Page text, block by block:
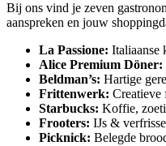
Bij ons vind je zeven
aanspreken en jouw
La Passione: Italiaanse
Alice Premium Döner:
Beldman’s: Hartige
Frittenwerk: Creatieve
Starbucks: Koffie,
Frooters: IJs &
Picknick: Belegde